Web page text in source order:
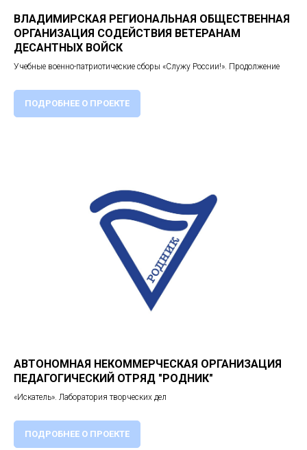
ВЛАДИМИРСКАЯ РЕГИОНАЛЬНАЯ ОБЩЕСТВЕННАЯ
ОРГАНИЗАЦИЯ СОДЕЙСТВИЯ ВЕТЕРАНАМ
ДЕСАНТНЫХ ВОЙСК
Учебные военно-патриотические сборы «Служу России!». Продолжение
ПОДРОБНЕЕ О ПРОЕКТЕ
АВТОНОМНАЯ НЕКОММЕРЧЕСКАЯ ОРГАНИЗАЦИЯ
ПЕДАГОГИЧЕСКИЙ ОТРЯД "РОДНИК"
«Искатель». Лаборатория творческих дел
ПОДРОБНЕЕ О ПРОЕКТЕ